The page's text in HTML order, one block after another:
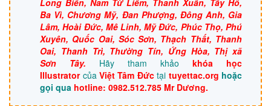
Ba Vì, Chương Mỹ, Đan Phượng, Đông Anh, Gia
Lâm, Hoài Đức, Mê Linh, Mỹ Đức, Phúc Thọ, Phú
Xuyên, Quốc Oai, Sóc Sơn, Thạch Thất, Thanh
Oai, Thanh Trì, Thường Tín, Ứng Hòa, Thị xã
Sơn Tây.
Hãy tham khảo khóa học
Illustrator của Việt Tâm Đứctại tuyettac.org hoặc
gọi qua hotline: 0982.512.785 Mr Dương.